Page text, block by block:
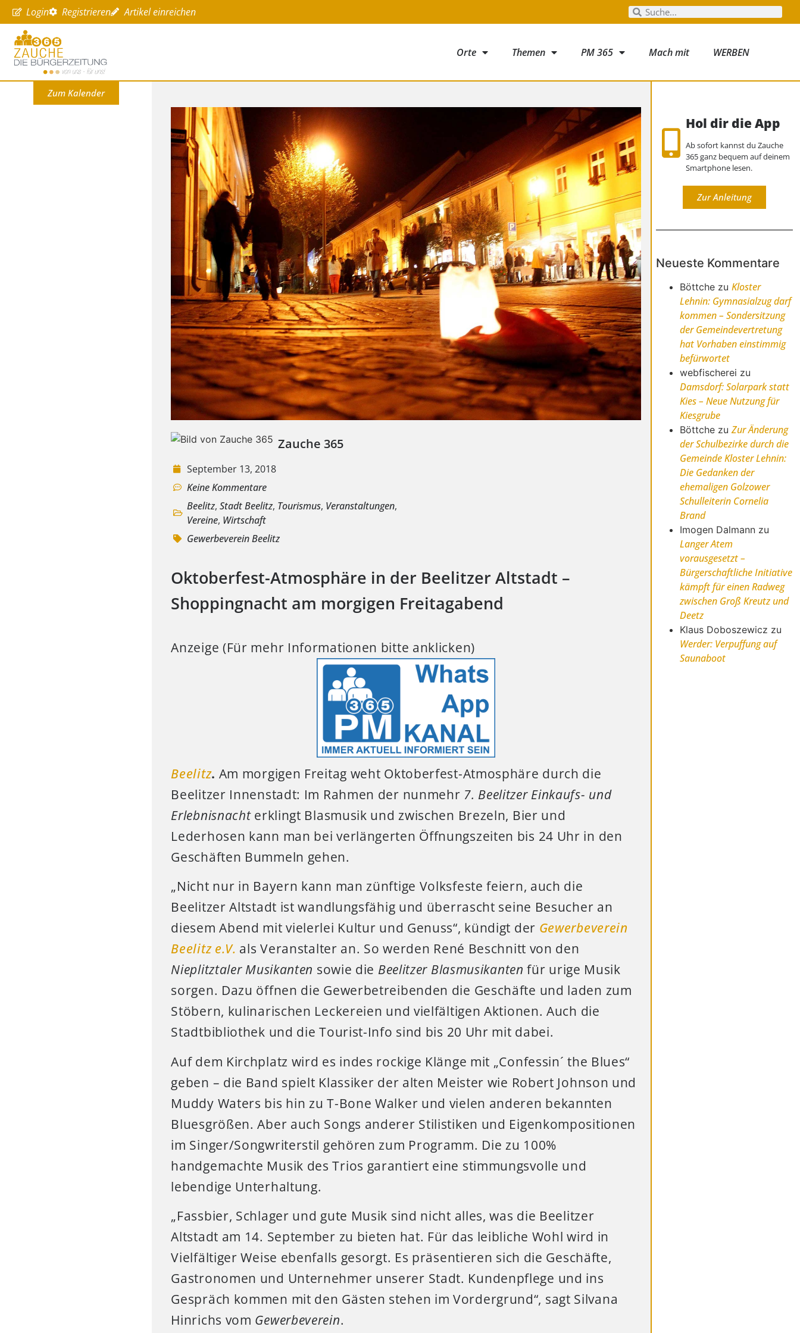
Login Registrieren Artikel einreichen
Orte Themen PM 365 Mach mit WERBEN
Zum Kalender
Zauche 365
September 13, 2018
Keine Kommentare
Beelitz,Stadt Beelitz, Tourismus, Veranstaltungen,
Vereine, Wirtschaft
Gewerbeverein Beelitz
Oktoberfest-Atmosphäre in der Beelitzer Altstadt –
Shoppingnacht am morgigen Freitagabend
Anzeige (Für mehr Informationen bitte anklicken)
Beelitz. Am morgigen Freitag weht Oktoberfest-Atmosphäre durch die
Beelitzer Innenstadt: Im Rahmen der nunmehr 7. Beelitzer Einkaufs- und
Erlebnisnachterklingt Blasmusik und zwischen Brezeln, Bier und
Lederhosen kann man bei verlängerten Öffnungszeiten bis 24 Uhr in den
Geschäften Bummeln gehen.
„Nicht nur in Bayern kann man zünftige Volksfeste feiern, auch die
Beelitzer Altstadt ist wandlungsfähig und überrascht seine Besucher an
diesem Abend mit vielerlei Kultur und Genuss“, kündigt der Gewerbeverein
Beelitz e.V. als Veranstalter an. So werden René Beschnitt von den
Nieplitztaler Musikanten sowie die Beelitzer Blasmusikanten für urige Musik
sorgen. Dazu öffnen die Gewerbetreibenden die Geschäfte und laden zum
Stöbern, kulinarischen Leckereien und vielfältigen Aktionen. Auch die
Stadtbibliothek und die Tourist-Info sind bis 20 Uhr mit dabei.
Auf dem Kirchplatz wird es indes rockige Klänge mit „Confessin´ the Blues“
geben – die Band spielt Klassiker der alten Meister wie Robert Johnson und
Muddy Waters bis hin zu T-Bone Walker und vielen anderen bekannten
Bluesgrößen. Aber auch Songs anderer Stilistiken und Eigenkompositionen
im Singer/Songwriterstil gehören zum Programm. Die zu 100%
handgemachte Musik des Trios garantiert eine stimmungsvolle und
lebendige Unterhaltung.
„Fassbier, Schlager und gute Musik sind nicht alles, was die Beelitzer
Altstadt am 14. September zu bieten hat. Für das leibliche Wohl wird in
Vielfältiger Weise ebenfalls gesorgt. Es präsentieren sich die Geschäfte,
Gastronomen und Unternehmer unserer Stadt. Kundenpflege und ins
Gespräch kommen mit den Gästen stehen im Vordergrund“, sagt Silvana
Hinrichs vom Gewerbeverein.
Hol dir die App
Ab sofort kannst du Zauche
365 ganz bequem auf deinem
Smartphone lesen.
Zur Anleitung
Neueste Kommentare
Böttche zuKloster
Lehnin: Gymnasialzug darf
kommen – Sondersitzung
der Gemeindevertretung
hat Vorhaben einstimmig
befürwortet
webfischerei zu
Damsdorf: Solarpark statt
Kies – Neue Nutzung für
Kiesgrube
Böttche zuZur Änderung
der Schulbezirke durch die
Gemeinde Kloster Lehnin:
Die Gedanken der
ehemaligen Golzower
Schulleiterin Cornelia
Brand
Imogen Dalmann zu
Langer Atem
vorausgesetzt –
Bürgerschaftliche Initiative
kämpft für einen Radweg
zwischen Groß Kreutz und
Deetz
Klaus Doboszewicz zu
Werder: Verpuffung auf
Saunaboot